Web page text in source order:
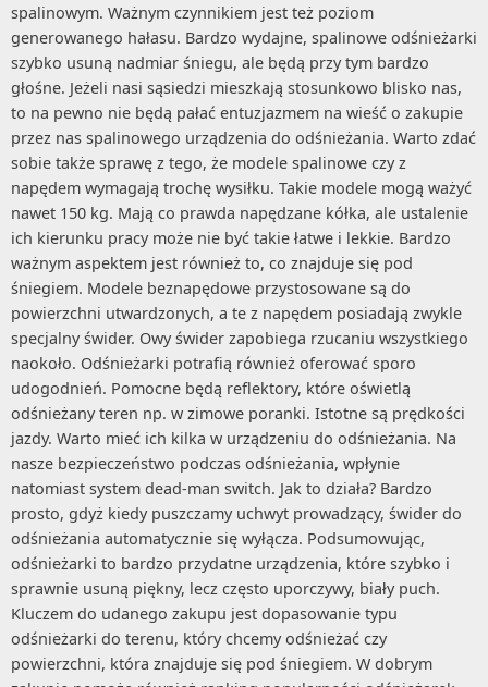
spalinowym. Ważnym czynnikiem jest też poziom
generowanego hałasu. Bardzo wydajne, spalinowe odśnieżarki
szybko usuną nadmiar śniegu, ale będą przy tym bardzo
głośne. Jeżeli nasi sąsiedzi mieszkają stosunkowo blisko nas,
to na pewno nie będą pałać entuzjazmem na wieść o zakupie
przez nas spalinowego urządzenia do odśnieżania. Warto zdać
sobie także sprawę z tego, że modele spalinowe czy z
napędem wymagają trochę wysiłku. Takie modele mogą ważyć
nawet 150 kg. Mają co prawda napędzane kółka, ale ustalenie
ich kierunku pracy może nie być takie łatwe i lekkie. Bardzo
ważnym aspektem jest również to, co znajduje się pod
śniegiem. Modele beznapędowe przystosowane są do
powierzchni utwardzonych, a te z napędem posiadają zwykle
specjalny świder. Owy świder zapobiega rzucaniu wszystkiego
naokoło. Odśnieżarki potrafią również oferować sporo
udogodnień. Pomocne będą reflektory, które oświetlą
odśnieżany teren np. w zimowe poranki. Istotne są prędkości
jazdy. Warto mieć ich kilka w urządzeniu do odśnieżania. Na
nasze bezpieczeństwo podczas odśnieżania, wpłynie
natomiast system dead-man switch. Jak to działa? Bardzo
prosto, gdyż kiedy puszczamy uchwyt prowadzący, świder do
odśnieżania automatycznie się wyłącza. Podsumowując,
odśnieżarki to bardzo przydatne urządzenia, które szybko i
sprawnie usuną piękny, lecz często uporczywy, biały puch.
Kluczem do udanego zakupu jest dopasowanie typu
odśnieżarki do terenu, który chcemy odśnieżać czy
powierzchni, która znajduje się pod śniegiem. W dobrym